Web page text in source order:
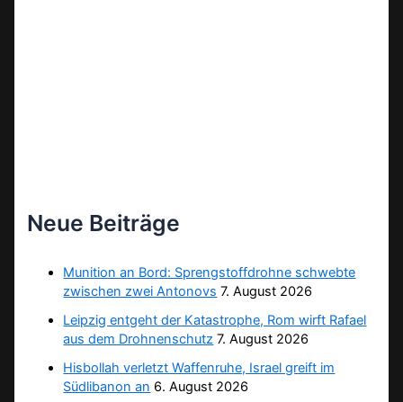
Neue Beiträge
Munition an Bord: Sprengstoffdrohne schwebte
zwischen zwei Antonovs 7. August 2026
Leipzig entgeht der Katastrophe, Rom wirft Rafael
aus dem Drohnenschutz 7. August 2026
Hisbollah verletzt Waffenruhe, Israel greift im
Südlibanon an 6. August 2026